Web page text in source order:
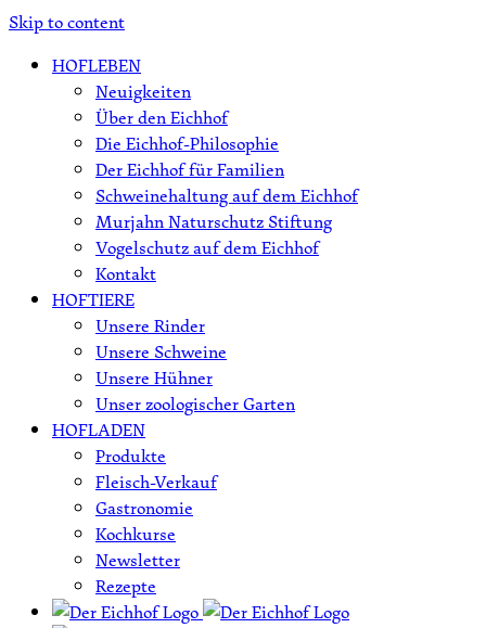
Skip to content
HOFLEBEN
Neuigkeiten
Über den Eichhof
Die Eichhof-Philosophie
Der Eichhof für Familien
Schweinehaltung auf dem Eichhof
Murjahn Naturschutz Stiftung
Vogelschutz auf dem Eichhof
Kontakt
HOFTIERE
Unsere Rinder
Unsere Schweine
Unsere Hühner
Unser zoologischer Garten
HOFLADEN
Produkte
Fleisch-Verkauf
Gastronomie
Kochkurse
Newsletter
Rezepte